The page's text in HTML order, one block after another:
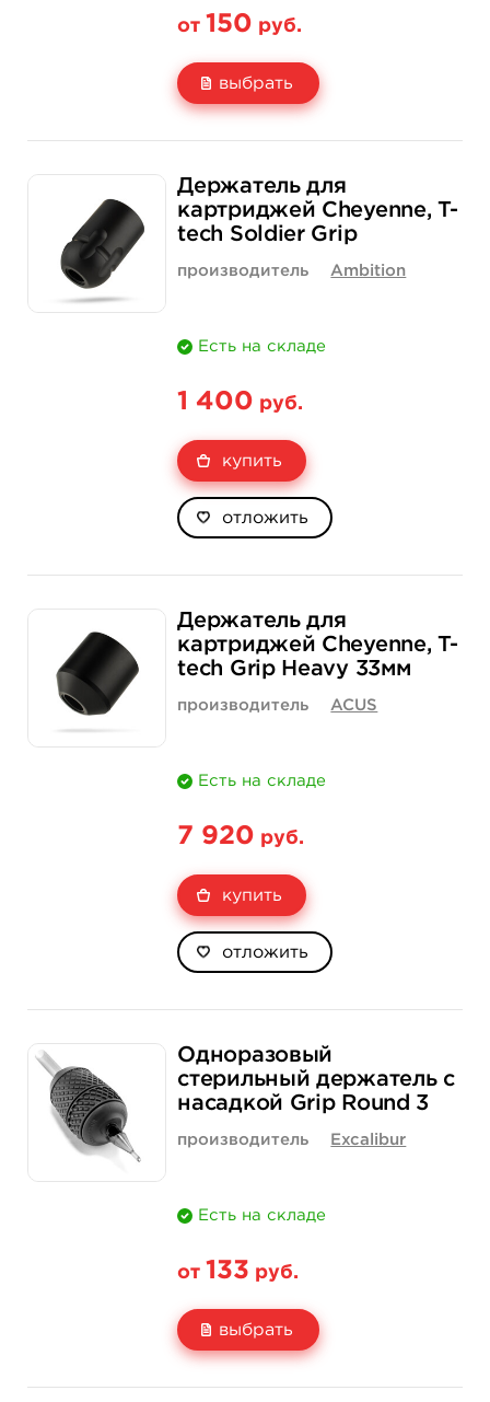
от 150 руб.
выбрать
Количество
150 руб.
купить нет на складе
Держатель для
картриджей Cheyenne, T-
tech Soldier Grip
производитель Ambition
Есть на складе
1 400 руб.
купить
отложить
Держатель для
картриджей Cheyenne, T-
tech Grip Heavy 33мм
производитель ACUS
Есть на складе
7 920 руб.
купить
отложить
Одноразовый
стерильный держатель с
насадкой Grip Round 3
производитель Excalibur
Есть на складе
от 133 руб.
выбрать